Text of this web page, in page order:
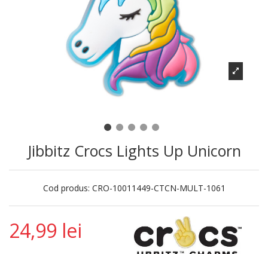
Jibbitz Crocs Lights Up Unicorn
Cod produs: CRO-10011449-CTCN-MULT-1061
24,99 lei